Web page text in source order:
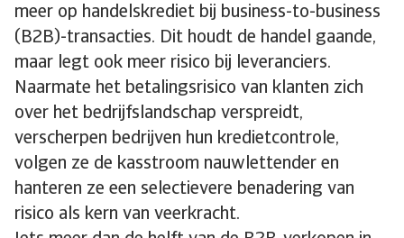
meer op handelskrediet bij business-to-business
(B2B)-transacties. Dit houdt de handel gaande,
maar legt ook meer risico bij leveranciers.
Naarmate het betalingsrisico van klanten zich
over het bedrijfslandschap verspreidt,
verscherpen bedrijven hun kredietcontrole,
volgen ze de kasstroom nauwlettender en
hanteren ze een selectievere benadering van
risico als kern van veerkracht.